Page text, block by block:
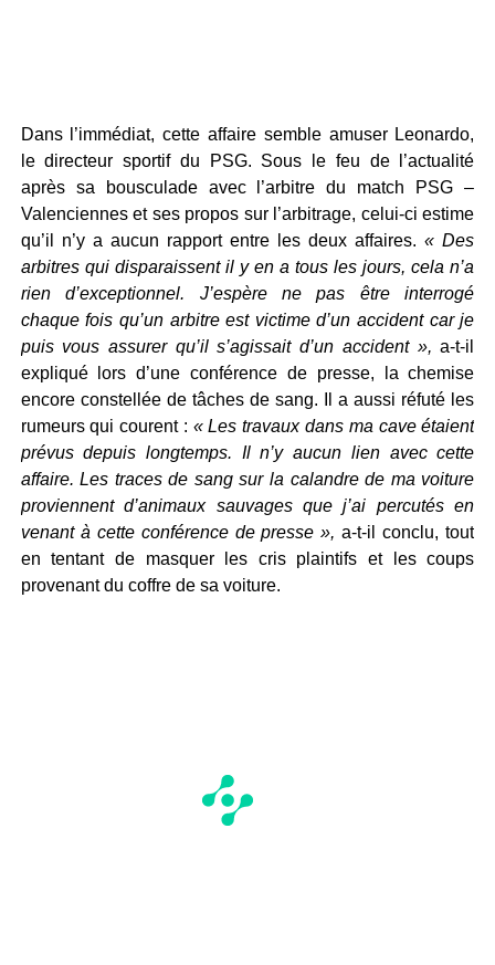
Dans l’immédiat, cette affaire semble amuser Leonardo,
le directeur sportif du PSG. Sous le feu de l’actualité
après sa bousculade avec l’arbitre du match PSG –
Valenciennes et ses propos sur l’arbitrage, celui-ci estime
qu’il n’y a aucun rapport entre les deux affaires.« Des
arbitres qui disparaissent il y en a tous les jours, cela n’a
rien d’exceptionnel. J’espère ne pas être interrogé
chaque fois qu’un arbitre est victime d’un accident car je
puis vous assurer qu’il s’agissait d’un accident », a-t-il
expliqué lors d’une conférence de presse, la chemise
encore constellée de tâches de sang. Il a aussi réfuté les
rumeurs qui courent : « Les travaux dans ma cave étaient
prévus depuis longtemps. Il n’y aucun lien avec cette
affaire. Les traces de sang sur la calandre de ma voiture
proviennent d’animaux sauvages que j’ai percutés en
venant à cette conférence de presse », a-t-il conclu, tout
en tentant de masquer les cris plaintifs et les coups
provenant du coffre de sa voiture.